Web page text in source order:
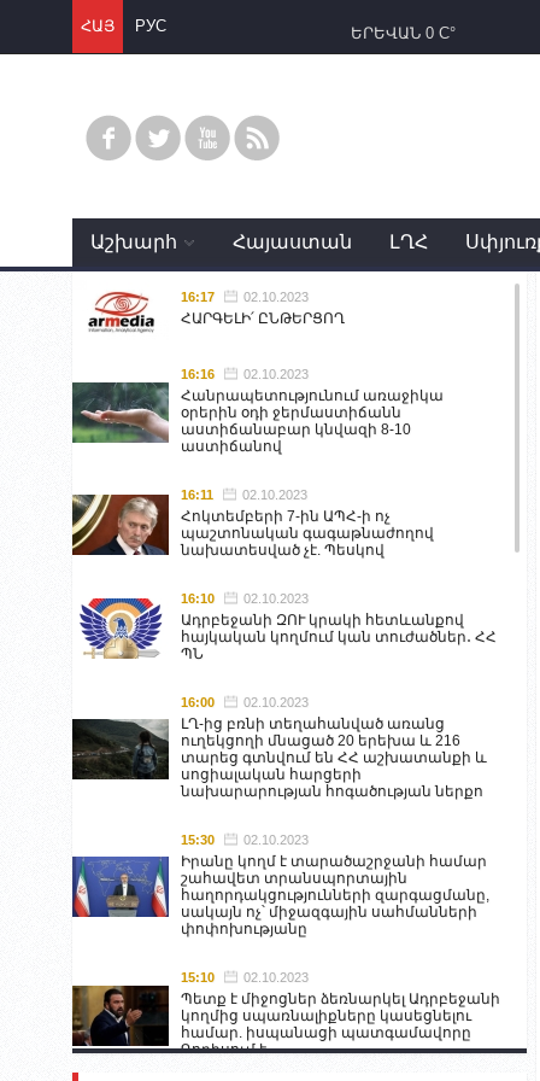
ՀԱՅ РУС ԵՐԵՎԱՆ 0 C°
Աշխարհ Հայաստան ԼՂՀ
16:17 02.10.2023
ՀԱՐԳԵԼԻ՛ ԸՆԹԵՐՑՈՂ
16:16 02.10.2023
Հանրապետությունում առաջիկա
օրերին օդի ջերմաստիճանն
աստիճանաբար կնվազի 8-10
աստիճանով
16:11 02.10.2023
Հոկտեմբերի 7-ին ԱՊՀ-ի ոչ
պաշտոնական գագաթնաժողով
նախատեսված չէ. Պեսկով
16:10 02.10.2023
Ադրբեջանի ԶՈՒ կրակի հետևանքով
հայկական կողմում կան տուժածներ․ ՀՀ
ՊՆ
16:00 02.10.2023
ԼՂ-ից բռնի տեղահանված առանց
ուղեկցողի մնացած 20 երեխա և 216
տարեց գտնվում են ՀՀ աշխատանքի և
սոցիալական հարցերի
նախարարության հոգածության ներքո
15:30 02.10.2023
Իրանը կողմ է տարածաշրջանի համար
շահավետ տրանսպորտային
հաղորդակցությունների զարգացմանը,
սակայն ոչ՝ միջազգային սահմանների
փոփոխությանը
15:10 02.10.2023
Պետք է միջոցներ ձեռնարկել Ադրբեջանի
կողմից սպառնալիքները կասեցնելու
համար. իսպանացի պատգամավորը
Գորիսում է